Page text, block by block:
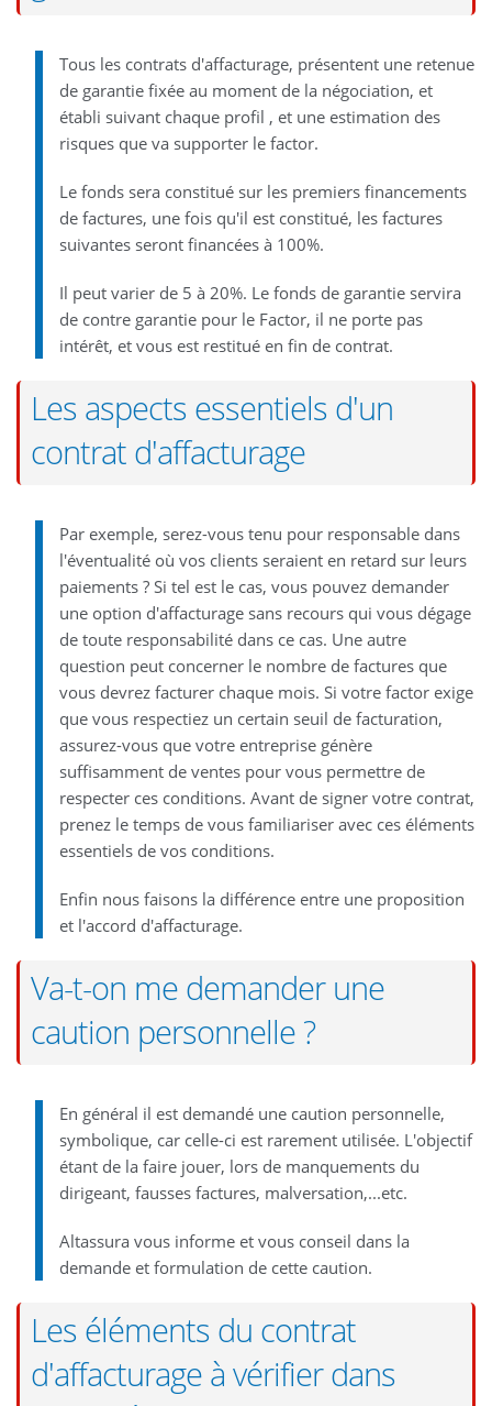
Tous les contrats d'affacturage, présentent une retenue
de garantie fixée au moment de la négociation, et
établi suivant chaque profil , et une estimation des
risques que va supporter le factor.
Le fonds sera constitué sur les premiers financements
de factures, une fois qu'il est constitué, les factures
suivantes seront financées à 100%.
Il peut varier de 5 à 20%. Le fonds de garantie servira
de contre garantie pour le Factor, il ne porte pas
intérêt, et vous est restitué en fin de contrat.
Les aspects essentiels d'un
contrat d'affacturage
Par exemple, serez-vous tenu pour responsable dans
l'éventualité où vos clients seraient en retard sur leurs
paiements ? Si tel est le cas, vous pouvez demander
une option d'affacturage sans recours qui vous dégage
de toute responsabilité dans ce cas. Une autre
question peut concerner le nombre de factures que
vous devrez facturer chaque mois. Si votre factor exige
que vous respectiez un certain seuil de facturation,
assurez-vous que votre entreprise génère
suffisamment de ventes pour vous permettre de
respecter ces conditions. Avant de signer votre contrat,
prenez le temps de vous familiariser avec ces éléments
essentiels de vos conditions.
Enfin nous faisons la différence entre une proposition
et l'accord d'affacturage.
Va-t-on me demander une
caution personnelle ?
En général il est demandé une caution personnelle,
symbolique, car celle-ci est rarement utilisée. L'objectif
étant de la faire jouer, lors de manquements du
dirigeant, fausses factures, malversation,...etc.
Altassura vous informe et vous conseil dans la
demande et formulation de cette caution.
Les éléments du contrat
d'affacturage à vérifier dans